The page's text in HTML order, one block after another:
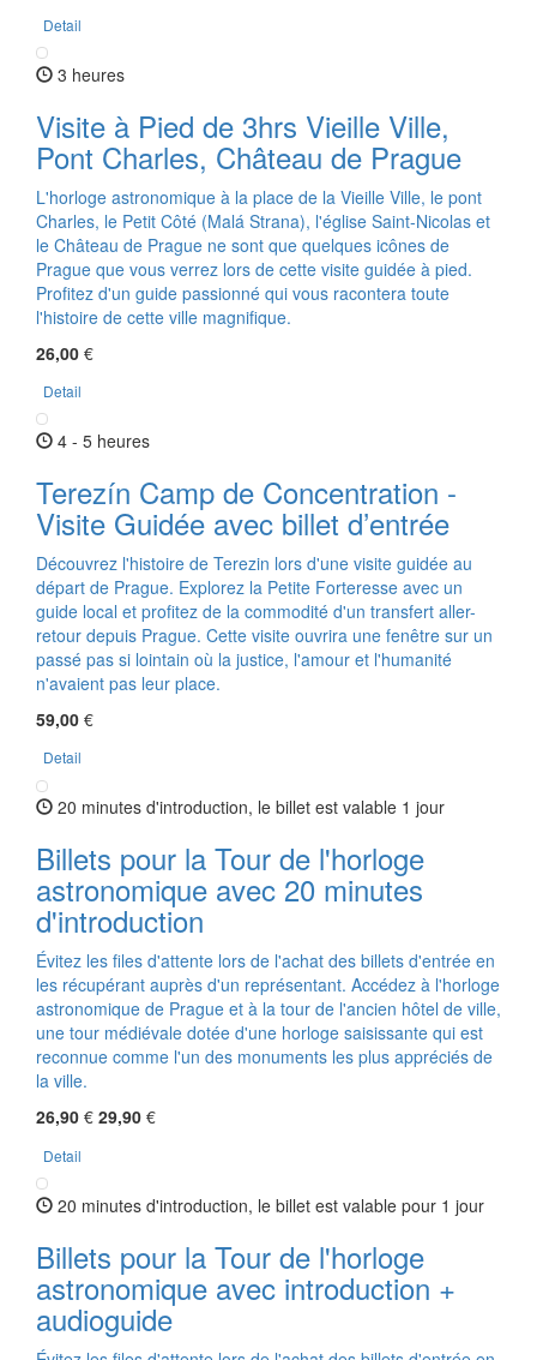
Detail
3 heures
Visite à Pied de 3hrs Vieille Ville,
Pont Charles, Château de Prague
L'horloge astronomique à la place de la Vieille Ville, le pont
Charles, le Petit Côté (Malá Strana), l'église Saint-Nicolas et
le Château de Prague ne sont que quelques icônes de
Prague que vous verrez lors de cette visite guidée à pied.
Profitez d'un guide passionné qui vous racontera toute
l'histoire de cette ville magnifique.
26,00 €
Detail
4 - 5 heures
Terezín Camp de Concentration -
Visite Guidée avec billet d’entrée
Découvrez l'histoire de Terezin lors d'une visite guidée au
départ de Prague. Explorez la Petite Forteresse avec un
guide local et profitez de la commodité d'un transfert aller-
retour depuis Prague. Cette visite ouvrira une fenêtre sur un
passé pas si lointain où la justice, l'amour et l'humanité
n'avaient pas leur place.
59,00 €
Detail
20 minutes d'introduction, le billet est valable 1 jour
Billets pour la Tour de l'horloge
astronomique avec 20 minutes
d'introduction
Évitez les files d'attente lors de l'achat des billets d'entrée en
les récupérant auprès d'un représentant. Accédez à l'horloge
astronomique de Prague et à la tour de l'ancien hôtel de ville,
une tour médiévale dotée d'une horloge saisissante qui est
reconnue comme l'un des monuments les plus appréciés de
la ville.
26,90 € 29,90 €
Detail
20 minutes d'introduction, le billet est valable pour 1 jour
Billets pour la Tour de l'horloge
astronomique avec introduction +
audioguide